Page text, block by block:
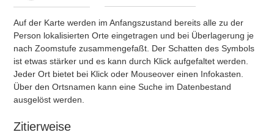
Auf der Karte werden im Anfangszustand bereits alle zu der
Person lokalisierten Orte eingetragen und bei Überlagerung je
nach Zoomstufe zusammengefaßt. Der Schatten des Symbols
ist etwas stärker und es kann durch Klick aufgefaltet werden.
Jeder Ort bietet bei Klick oder Mouseover einen Infokasten.
Über den Ortsnamen kann eine Suche im Datenbestand
ausgelöst werden.
Zitierweise